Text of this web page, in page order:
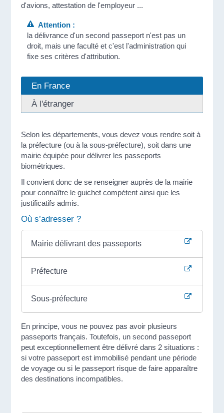
d'avions, attestation de l'employeur ...
Attention :
la délivrance d'un second passeport n'est pas un
droit, mais une faculté et c'est l'administration qui
fixe ses critères d'attribution.
En France
À l'étranger
Selon les départements, vous devez vous rendre soit à
la préfecture (ou à la sous-préfecture), soit dans une
mairie équipée pour délivrer les passeports
biométriques.
Il convient donc de se renseigner auprès de la mairie
pour connaître le guichet compétent ainsi que les
justificatifs admis.
Où s’adresser ?
Mairie délivrant des passeports
Préfecture
Sous-préfecture
En principe, vous ne pouvez pas avoir plusieurs
passeports français. Toutefois, un second passeport
peut exceptionnellement être délivré dans 2 situations :
si votre passeport est immobilisé pendant une période
de voyage ou si le passeport risque de faire apparaître
des destinations incompatibles.